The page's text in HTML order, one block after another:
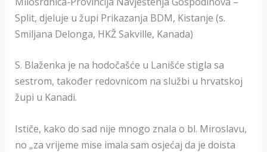
Split, djeluje u župi Prikazanja BDM, Kistanje (s.
Smiljana Delonga, HKŽ Sakville, Kanada)
S. Blaženka je na hodočašće u Lanišće stigla sa
sestrom, također redovnicom na službi u hrvatskoj
župi u Kanadi.
Ističe, kako do sad nije mnogo znala o bl. Miroslavu,
no „za vrijeme mise imala sam osjećaj da je doista